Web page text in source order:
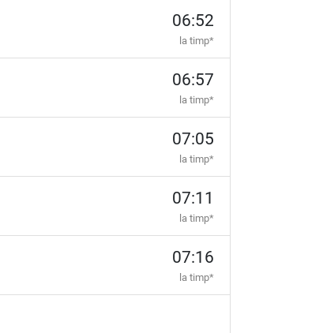
06:52
la timp*
06:57
la timp*
07:05
la timp*
07:11
la timp*
07:16
la timp*